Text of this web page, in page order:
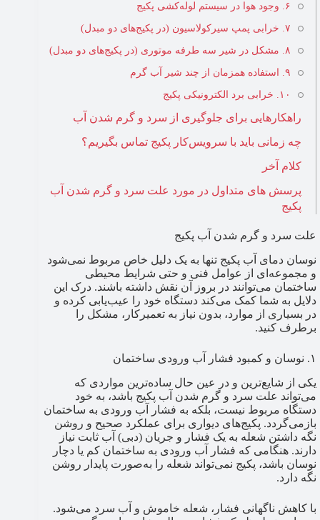
۶. وجود هوا در سیستم لوله‌کشی پکیج
۷. خرابی پمپ سیرکولاسیون (در پکیج‌های دو مبدل)
۸. مشکل در شیر سه طرفه موتوری (در پکیج‌های دو مبدل)
۹. استفاده همزمان از چند شیر آب گرم
۱۰. خرابی برد الکترونیکی پکیج
راهکارهایی برای جلوگیری از سرد و گرم شدن آب
چه زمانی باید با سرویس‌کار پکیج تماس بگیریم؟
کلام آخر
پرسش های متداول در مورد علت سرد و گرم شدن آب
پکیج
علت سرد و گرم شدن آب پکیج
نوسان دمای آب پکیج تنها به یک دلیل خاص مربوط نمی‌شود
و مجموعه‌ای از عوامل فنی و حتی شرایط محیطی
ساختمان می‌توانند در بروز آن نقش داشته باشند. درک این
دلایل به شما کمک می‌کند دستگاه خود را عیب‌یابی کرده و
در بسیاری از موارد، بدون نیاز به تعمیرکار، مشکل را
برطرف کنید.
۱. نوسان و کمبود فشار آب ورودی ساختمان
یکی از شایع‌ترین و در عین حال ساده‌ترین مواردی که
می‌تواند علت سرد و گرم شدن آب پکیج باشد، به خود
دستگاه مربوط نیست، بلکه به فشار آب ورودی به ساختمان
بازمی‌گردد. پکیج‌های دیواری برای عملکرد صحیح و روشن
نگه داشتن شعله به یک فشار و جریان (دبی) آب ثابت نیاز
دارند. هنگامی که فشار آب ورودی به ساختمان کم یا دچار
نوسان باشد، پکیج نمی‌تواند شعله را به‌صورت پایدار روشن
نگه دارد.
با کاهش ناگهانی فشار، شعله خاموش و آب سرد می‌شود.